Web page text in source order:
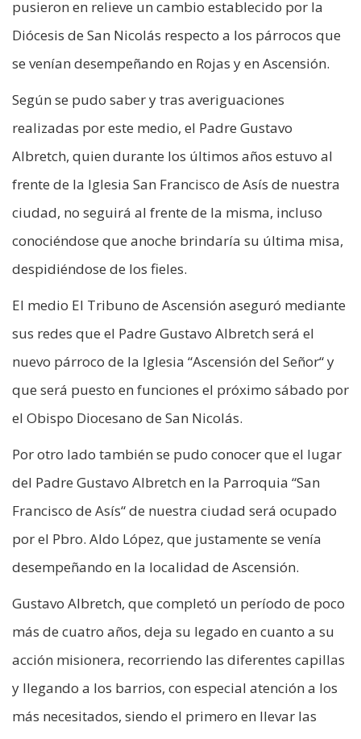
pusieron en relieve un cambio establecido por la
Diócesis de San Nicolás respecto a los párrocos que
se venían desempeñando en Rojas y en Ascensión.
Según se pudo saber y tras averiguaciones
realizadas por este medio, el Padre Gustavo
Albretch, quien durante los últimos años estuvo al
frente de la Iglesia San Francisco de Asís de nuestra
ciudad, no seguirá al frente de la misma, incluso
conociéndose que anoche brindaría su última misa,
despidiéndose de los fieles.
El medio El Tribuno de Ascensión aseguró mediante
sus redes que el Padre Gustavo Albretch será el
nuevo párroco de la Iglesia “Ascensión del Señor“ y
que será puesto en funciones el próximo sábado por
el Obispo Diocesano de San Nicolás.
Por otro lado también se pudo conocer que el lugar
del Padre Gustavo Albretch en la Parroquia “San
Francisco de Asís“ de nuestra ciudad será ocupado
por el Pbro. Aldo López, que justamente se venía
desempeñando en la localidad de Ascensión.
Gustavo Albretch, que completó un período de poco
más de cuatro años, deja su legado en cuanto a su
acción misionera, recorriendo las diferentes capillas
y llegando a los barrios, con especial atención a los
más necesitados, siendo el primero en llevar las